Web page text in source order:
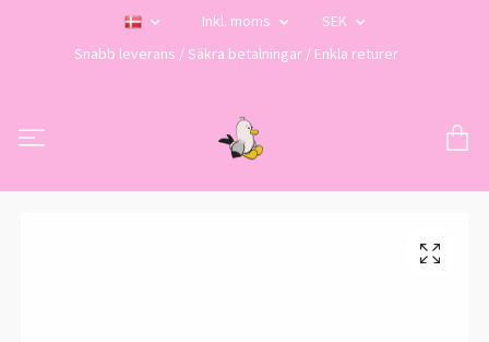
Inkl. moms
SEK
Snabb leverans / Säkra betalningar / Enkla returer